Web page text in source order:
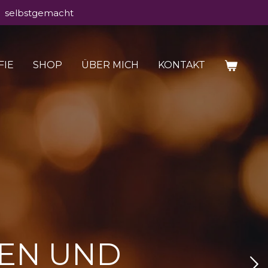
selbstgemacht
SHOP ÜBER MICH KONTAKT